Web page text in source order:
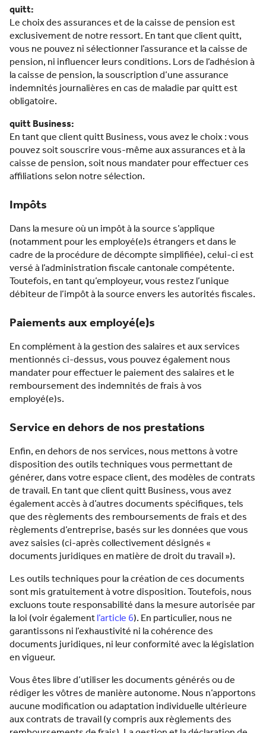
quitt:
Le choix des assurances et de la caisse de pension est
exclusivement de notre ressort. En tant que client quitt,
vous ne pouvez ni sélectionner l’assurance et la caisse de
pension, ni influencer leurs conditions. Lors de l’adhésion à
la caisse de pension, la souscription d’une assurance
indemnités journalières en cas de maladie par quitt est
obligatoire.
quitt Business:
En tant que client quitt Business, vous avez le choix : vous
pouvez soit souscrire vous-même aux assurances et à la
caisse de pension, soit nous mandater pour effectuer ces
affiliations selon notre sélection.
Impôts
Dans la mesure où un impôt à la source s’applique
(notamment pour les employé(e)s étrangers et dans le
cadre de la procédure de décompte simplifiée), celui-ci est
versé à l’administration fiscale cantonale compétente.
Toutefois, en tant qu’employeur, vous restez l’unique
débiteur de l’impôt à la source envers les autorités fiscales.
Paiements aux employé(e)s
En complément à la gestion des salaires et aux services
mentionnés ci-dessus, vous pouvez également nous
mandater pour effectuer le paiement des salaires et le
remboursement des indemnités de frais à vos
employé(e)s.
Service en dehors de nos prestations
Enfin, en dehors de nos services, nous mettons à votre
disposition des outils techniques vous permettant de
générer, dans votre espace client, des modèles de contrats
de travail. En tant que client quitt Business, vous avez
également accès à d’autres documents spécifiques, tels
que des règlements des remboursements de frais et des
règlements d’entreprise, basés sur les données que vous
avez saisies (ci-après collectivement désignés «
documents juridiques en matière de droit du travail »).
Les outils techniques pour la création de ces documents
sont mis gratuitement à votre disposition. Toutefois, nous
excluons toute responsabilité dans la mesure autorisée par
la loi (voir égalementl’article 6). En particulier, nous ne
garantissons ni l’exhaustivité ni la cohérence des
documents juridiques, ni leur conformité avec la législation
en vigueur.
Vous êtes libre d’utiliser les documents générés ou de
rédiger les vôtres de manière autonome. Nous n’apportons
aucune modification ou adaptation individuelle ultérieure
aux contrats de travail (y compris aux règlements des